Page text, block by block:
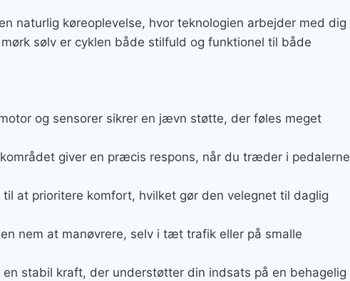
naturlig køreoplevelse, hvor teknologien arbejder med dig
sølv er cyklen både stilfuld og funktionel til både
og sensorer sikrer en jævn støtte, der føles meget
giver en præcis respons, når du træder i pedalerne
at prioritere komfort, hvilket gør den velegnet til daglig
nem at manøvrere, selv i tæt trafik eller på smalle
en stabil kraft, der understøtter din indsats på en behagelig